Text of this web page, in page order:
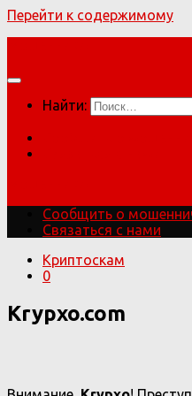
Перейти к содержимому
Найти:
Сообщить о
Связаться с нами
Криптоскам
0
Krypxo.com